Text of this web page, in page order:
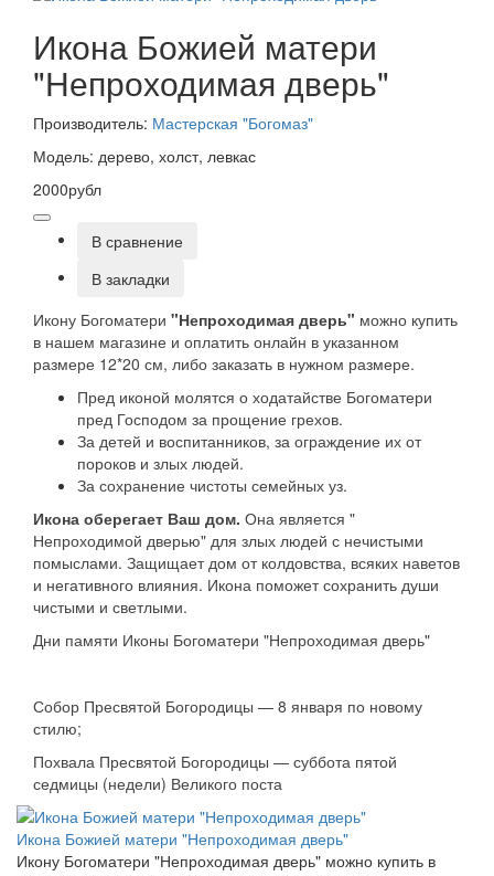
Икона Божией матери
"Непроходимая дверь"
Производитель: Мастерская "Богомаз"
Модель: дерево, холст, левкас
2000рубл
В сравнение
В закладки
Икону Богоматери "Непроходимая дверь" можно купить
в нашем магазине и оплатить онлайн в указанном
размере 12*20 см, либо заказать в нужном размере.
Пред иконой молятся о ходатайстве Богоматери
пред Господом за прощение грехов.
За детей и воспитанников, за ограждение их от
пороков и злых людей.
За сохранение чистоты семейных уз.
Икона оберегает Ваш дом. Она является "
Непроходимой дверью" для злых людей с нечистыми
помыслами. Защищает дом от колдовства, всяких наветов
и негативного влияния. Икона поможет сохранить души
чистыми и светлыми.
Дни памяти Иконы Богоматери "Непроходимая дверь"
Собор Пресвятой Богородицы — 8 января по новому
стилю;
Похвала Пресвятой Богородицы — суббота пятой
седмицы (недели) Великого поста
Икона Божией матери "Непроходимая дверь"
Икону Богоматери "Непроходимая дверь" можно купить в